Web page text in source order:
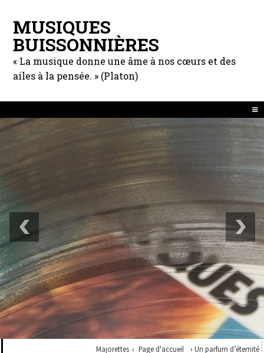
MUSIQUES
BUISSONNIÈRES
« La musique donne une âme à nos cœurs et des
ailes à la pensée. » (Platon)
Majorettes Page d'accueil Un parfum d’éternité